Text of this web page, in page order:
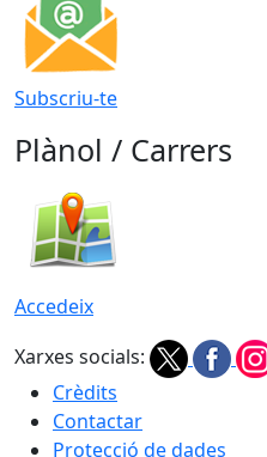
Subscriu-te
Plànol / Carrers
Accedeix
Xarxes socials:
Crèdits
Contactar
Protecció de dades